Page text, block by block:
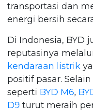
transportasi dan
energi bersih
Di Indonesia, BYD
reputasinya
kendaraan listrik
positif pasar. Selain
seperti BYD M6,
D9 turut meraih